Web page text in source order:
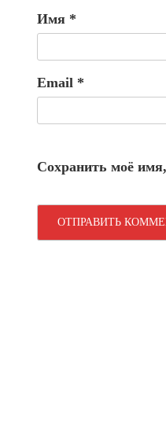
Имя *
Email *
Сохранить моё